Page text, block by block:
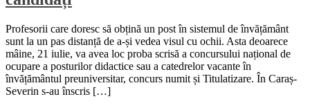
Profesorii care doresc să obțină un post în sistemul de învățământ
sunt la un pas distanță de a-și vedea visul cu ochii. Asta deoarece
mâine, 21 iulie, va avea loc proba scrisă a concursului național de
ocupare a posturilor didactice sau a catedrelor vacante în
învățământul preuniversitar, concurs numit și Titulatizare. În Caraș-
Severin s-au înscris […]